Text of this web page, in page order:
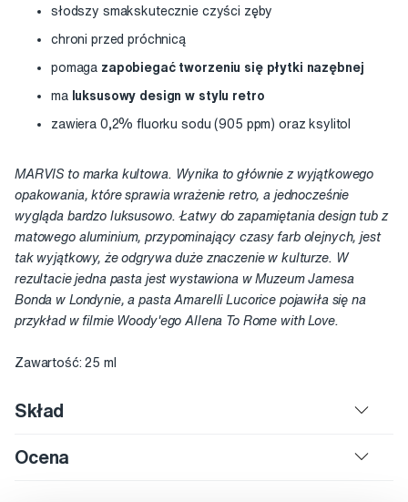
słodszy smakskutecznie czyści zęby
chroni przed próchnicą
pomaga zapobiegać tworzeniu się płytki nazębnej
ma luksusowy design w stylu retro
zawiera 0,2% fluorku sodu (905 ppm) oraz ksylitol
MARVIS to marka kultowa. Wynika to głównie z wyjątkowego
opakowania, które sprawia wrażenie retro, a jednocześnie
wygląda bardzo luksusowo. Łatwy do zapamiętania design tub z
matowego aluminium, przypominający czasy farb olejnych, jest
tak wyjątkowy, że odgrywa duże znaczenie w kulturze. W
rezultacie jedna pasta jest wystawiona w Muzeum Jamesa
Bonda w Londynie, a pasta Amarelli Lucorice pojawiła się na
przykład w filmie Woody'ego Allena To Rome with Love.
Zawartość: 25 ml
Skład
Ocena